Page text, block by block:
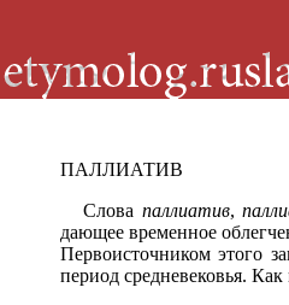
ПАЛЛИАТИВ
Слова паллиатив,
дающее временное
Первоисточником этого
период средневековья.